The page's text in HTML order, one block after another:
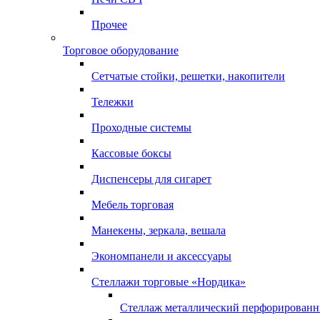
Прочее
Торговое оборудование
Сетчатые стойки, решетки, накопители
Тележки
Проходные системы
Кассовые боксы
Диспенсеры для сигарет
Мебель торговая
Манекены, зеркала, вешала
Экономпанели и аксессуары
Стеллажи торговые «Нордика»
Стеллаж металлический